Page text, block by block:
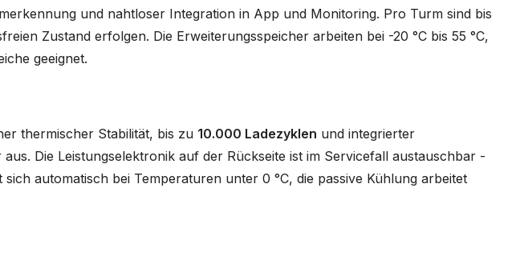
und nahtloser Integration in App und Monitoring. Pro Turm sind bis
Zustand erfolgen. Die Erweiterungsspeicher arbeiten bei -20 °C bis 55 °C,
geeignet.
thermischer Stabilität, bis zu 10.000 Ladezyklen und integrierter
Die Leistungselektronik auf der Rückseite ist im Servicefall austauschbar -
automatisch bei Temperaturen unter 0 °C, die passive Kühlung arbeitet